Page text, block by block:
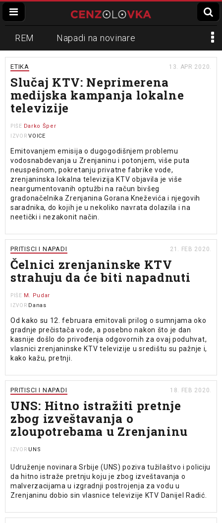
REM Napadi na novinare
Zvučni top
Propaganda Lokalni mediji
Informer
ETIKA 13. APR 2020.
Slučaj KTV: Neprimerena
medijska kampanja lokalne
televizije
PIŠE Darko Šper
IZVOR VOICE
Emitovanjem emisija o dugogodišnjem problemu
vodosnabdevanja u Zrenjaninu i potonjem, više puta
neuspešnom, pokretanju privatne fabrike vode,
zrenjaninska lokalna televizija KTV objavila je više
neargumentovanih optužbi na račun bivšeg
gradonačelnika Zrenjanina Gorana Kneževića i njegovih
saradnika, do kojih je u nekoliko navrata dolazila i na
neetički i nezakonit način.
PRITISCI I NAPADI 21. FEB 2020.
Čelnici zrenjaninske KTV
strahuju da će biti napadnuti
PIŠE M. Pudar
IZVOR Danas
Od kako su 12. februara emitovali prilog o sumnjama oko
gradnje prečistača vode, a posebno nakon što je dan
kasnije došlo do privođenja odgovornih za ovaj poduhvat,
vlasnici zrenjaninske KTV televizije u središtu su pažnje i,
kako kažu, pretnji.
PRITISCI I NAPADI 18. FEB 2020.
UNS: Hitno istražiti pretnje
zbog izveštavanja o
zloupotrebama u Zrenjaninu
IZVOR UNS
Udruženje novinara Srbije (UNS) poziva tužilaštvo i policiju
da hitno istraže pretnju koju je zbog izveštavanja o
malverzacijama u izgradnji postrojenja za vodu u
Zrenjaninu dobio sin vlasnice televizije KTV Danijel Radić.